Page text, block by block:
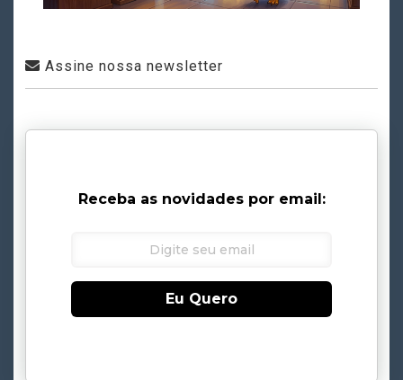
Assine nossa newsletter
Receba as novidades por email:
Eu Quero